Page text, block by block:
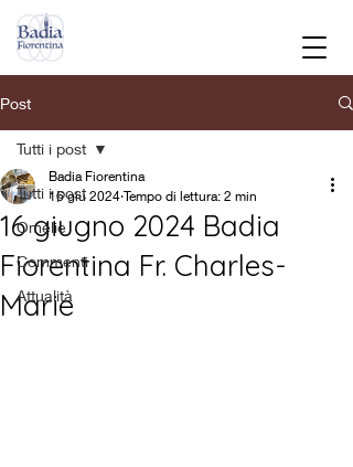
Post
Tutti i post
Omelie
Commenti
Attualità
Tutti i post
16 giugno 2024 Badia
Fiorentina Fr. Charles-
Marie
Badia Fiorentina
16 giu 2024 Tempo di lettura: 2 min